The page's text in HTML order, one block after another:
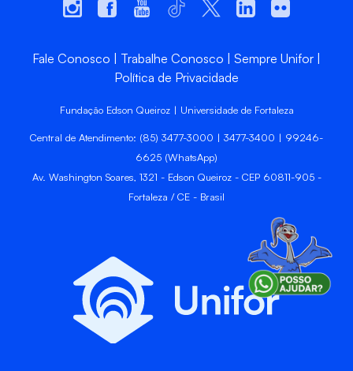
Fale Conosco Trabalhe Conosco
Sempre Unifor
Política de Privacidade
Fundação Edson Queiroz | Universidade de Fortaleza
Central de Atendimento: (85) 3477-3000 | 3477-3400 | 99246-
6625 (WhatsApp)
Av. Washington Soares, 1321 - Edson Queiroz - CEP 60811-905 -
Fortaleza / CE - Brasil